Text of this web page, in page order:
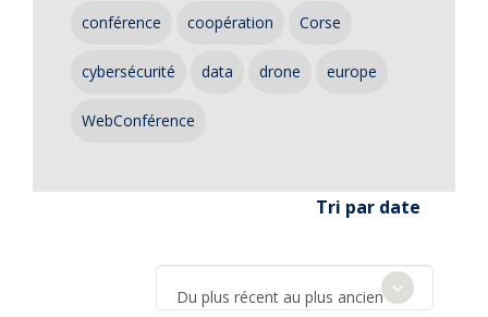
conférence coopération Corse
cybersécurité data drone europe
WebConférence
Tri par date
Du plus récent au plus ancien